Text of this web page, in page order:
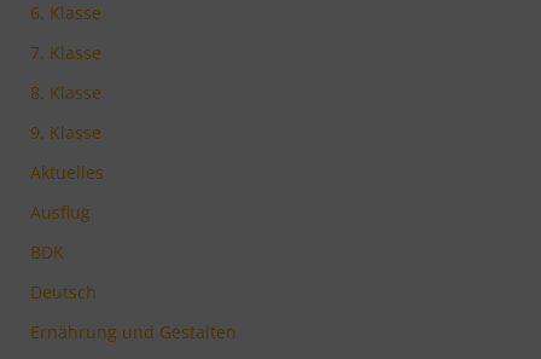
6. Klasse
7. Klasse
8. Klasse
9. Klasse
Aktuelles
Ausflug
BDK
Deutsch
Ernährung und Gestalten